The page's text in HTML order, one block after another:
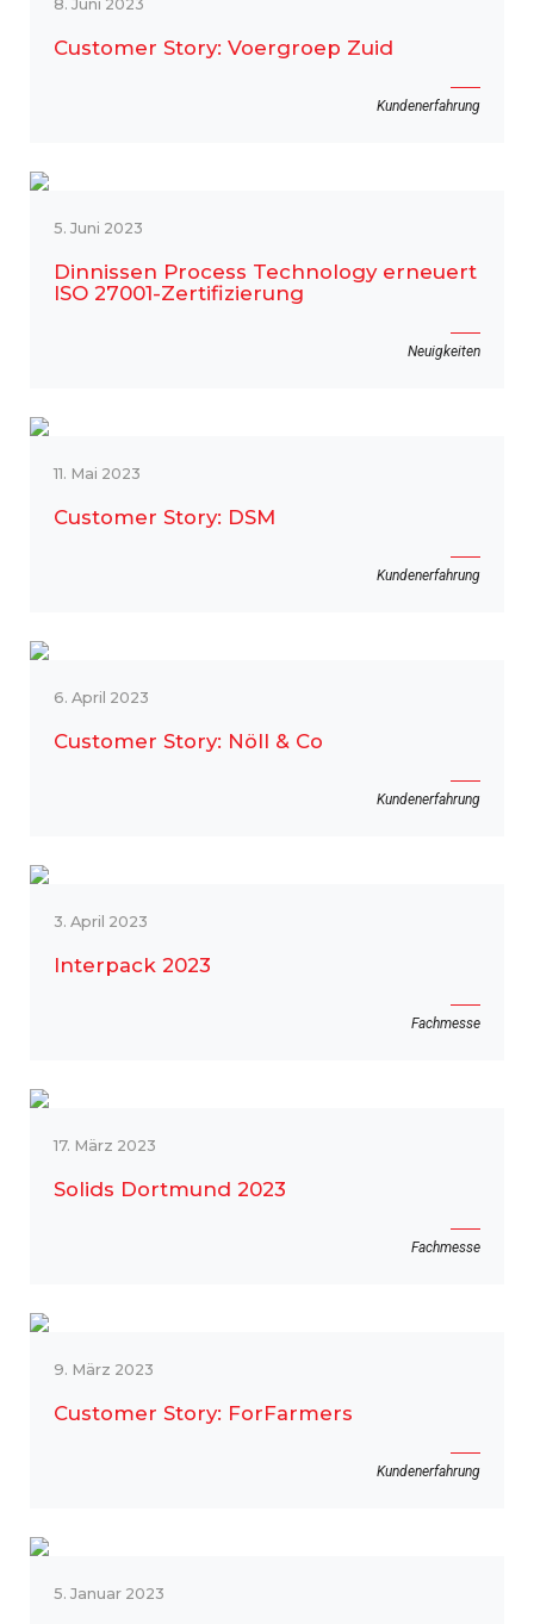
8. Juni 2023
Customer Story: Voergroep Zuid
Kundenerfahrung
5. Juni 2023
Dinnissen Process Technology erneuert
ISO 27001-Zertifizierung
Neuigkeiten
11. Mai 2023
Customer Story: DSM
Kundenerfahrung
6. April 2023
Customer Story: Nöll & Co
Kundenerfahrung
3. April 2023
Interpack 2023
Fachmesse
17. März 2023
Solids Dortmund 2023
Fachmesse
9. März 2023
Customer Story: ForFarmers
Kundenerfahrung
5. Januar 2023